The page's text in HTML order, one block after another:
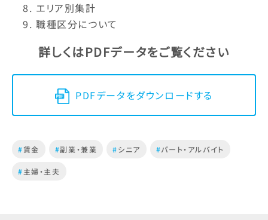
エリア別集計
職種区分について
詳しくはPDFデータをご覧ください
PDFデータをダウンロードする
#賃金 #副業・兼業 #シニア #パート・アルバイト
#主婦・主夫